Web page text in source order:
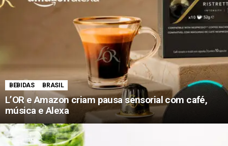
BEBIDAS BRASIL
L’OR e Amazon criam pausa sensorial com café,
música e Alexa